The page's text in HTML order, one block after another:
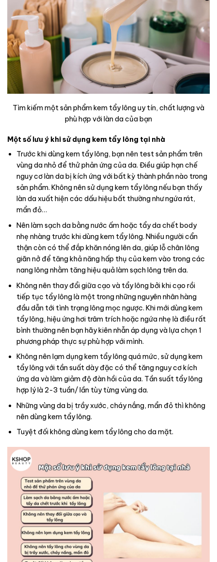
Tìm kiếm một sản phẩm kem tẩy lông uy tín, chất lượng và
phù hợp với làn da của bạn
Một số lưu ý khi sử dụng kem tẩy lông tại nhà
Trước khi dùng kem tẩy lông, bạn nên test sản phẩm trên
vùng da nhỏ để thử phản ứng của da. Điều giúp hạn chế
nguy cơ làn da bị kích ứng với bất kỳ thành phần nào trong
sản phẩm. Không nên sử dụng kem tẩy lông nếu bạn thấy
làn da xuất hiện các dấu hiệu bất thường như ngứa rát,
mẩn đỏ…
Nên làm sạch da bằng nước ấm hoặc tẩy da chết body
nhẹ nhàng trước khi dùng kem tẩy lông. Nhiều người cẩn
thận còn có thể đắp khăn nóng lên da, giúp lỗ chân lông
giãn nở để tăng khả năng hấp thụ của kem vào trong các
nang lông nhằm tăng hiệu quả làm sạch lông trên da.
Không nên thay đổi giữa cạo và tẩy lông bởi khi cạo rồi
tiếp tục tẩy lông là một trong những nguyên nhân hàng
đầu dẫn tới tình trạng lông mọc ngược. Khi mới dùng kem
tẩy lông, hiệu ứng hơi trâm trích hoặc ngứa nhẹ là điều rất
bình thường nên bạn hãy kiên nhẫn áp dụng và lựa chọn 1
phương pháp thực sự phù hợp với mình.
Không nên lạm dụng kem tẩy lông quá mức, sử dụng kem
tẩy lông với tần suất dày đặc có thể tăng nguy cơ kích
ứng da và làm giảm độ đàn hồi của da. Tần suất tẩy lông
hợp lý là 2-3 tuần/ lần tùy từng vùng da.
Những vùng da bị trầy xước, cháy nắng, mẩn đỏ thì không
nên dùng kem tẩy lông.
Tuyệt đối không dùng kem tẩy lông cho da mặt.